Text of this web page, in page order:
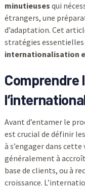
minutieuses qui
étrangers, une
d’adaptation. Cet
stratégies essentielles
internationalisation
Comprendre
Avant d’entamer le
est crucial de définir les
à s’engager dans
généralement à
base de clients, ou à
croissance.